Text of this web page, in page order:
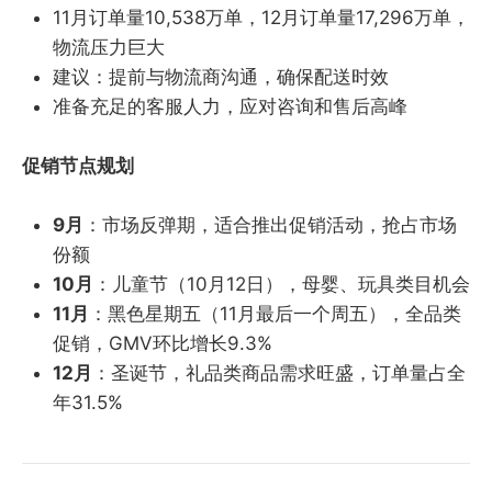
11月订单量10,538万单，12月订单量17,296万单，
物流压力巨大
建议：提前与物流商沟通，确保配送时效
准备充足的客服人力，应对咨询和售后高峰
促销节点规划
9月 ：市场反弹期，适合推出促销活动，抢占市场
份额
10月 ：儿童节（10月12日），母婴、玩具类目机会
11月 ：黑色星期五（11月最后一个周五），全品类
促销，GMV环比增长9.3%
12月 ：圣诞节，礼品类商品需求旺盛，订单量占全
年31.5%